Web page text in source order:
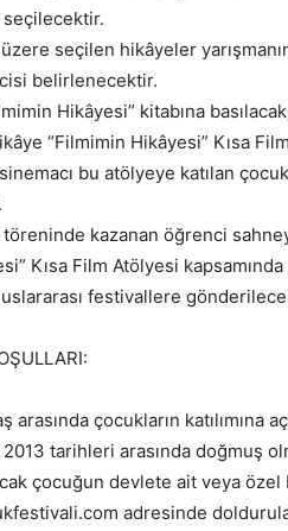
üzere seçilen hikâyeler
belirlenecektir.
Hikâyesi” kitabına
“Filmimin Hikâyesi” Kısa
bu atölyeye katılan
töreninde kazanan öğrenci
Kısa Film Atölyesi
festivallere
arasında çocukların katılımına
2013 tarihleri arasında doğmuş
çocuğun devlete ait veya
adresinde